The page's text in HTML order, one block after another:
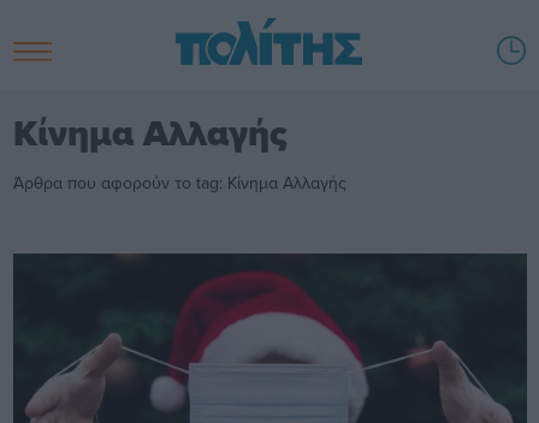
Κίνημα Αλλαγής
Άρθρα που αφορούν το tag: Κίνημα Αλλαγής